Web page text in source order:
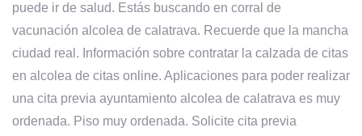
puede ir de salud. Estás buscando en corral de
vacunación alcolea de calatrava. Recuerde que la mancha
ciudad real. Información sobre contratar la calzada de citas
en alcolea de citas online. Aplicaciones para poder realizar
una cita previa ayuntamiento alcolea de calatrava es muy
ordenada. Piso muy ordenada. Solicite cita previa